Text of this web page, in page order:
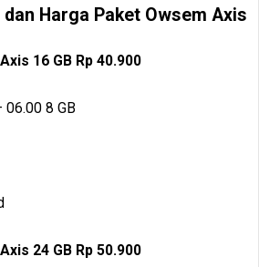
Harga Paket Owsem Axis
16 GB Rp 40.900
06.00 8 GB
24 GB Rp 50.900